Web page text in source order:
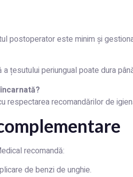
postoperator este minim și
țesutului periungual poate dura
respectarea recomandărilor de
recomandă:
de benzi de unghie.